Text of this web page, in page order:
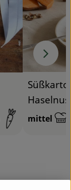
mittel